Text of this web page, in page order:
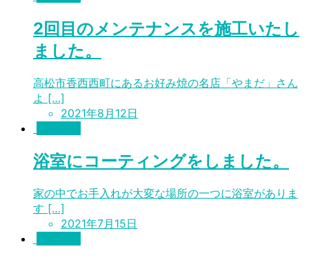
2回目のメンテナンスを施工いたし
ました。
高松市香西西町にあるお好み焼の名店「やまだ」さん
よ […]
2021年8月12日
浴室にコーティングをしました。
家の中でお手入れが大変な場所の一つに浴室がありま
す […]
2021年7月15日